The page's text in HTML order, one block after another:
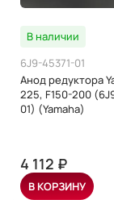
В наличии
6J9-45371-01
Анод редуктора
225, F150-200
01) (Yamaha)
4 112 ₽
В КОРЗИНУ